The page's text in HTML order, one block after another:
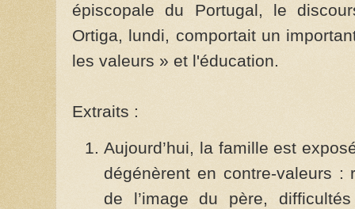
épiscopale du Portugal, le
Ortiga, lundi, comportait un
les valeurs » et l'éducation.
Extraits :
Aujourd’hui, la famille est
dégénèrent en contre-valeurs :
de l’image du père,